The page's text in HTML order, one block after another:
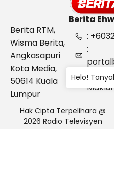
Berita
Berita RTM,
Wisma Berita,
Angkasapuri
Kota Media,
50614 Kuala
Lumpur
:
:
:
Hak Cipta Terpelihara @
2026 Radio Televisyen
Helo!